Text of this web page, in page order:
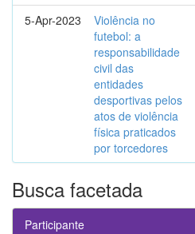
5-Apr-2023
Violência no
futebol: a
responsabilidade
civil das
entidades
desportivas pelos
atos de violência
física praticados
por torcedores
Busca facetada
Participante